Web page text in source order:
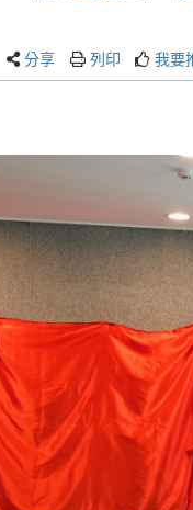
分享 列印 我要